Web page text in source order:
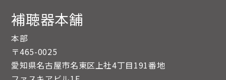
補聴器本舗
本部
〒465-0025
愛知県名古屋市名東区上社4丁目191番地